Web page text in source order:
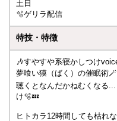
土日
🫧ゲリラ配信
特技・特徴
🎶すやすや系寝かしつけ
夢喰い獏（ばく）の催眠術
聴くとなんだかねむくなる
け🫧💤
ヒトカラ12時間しても枯れ